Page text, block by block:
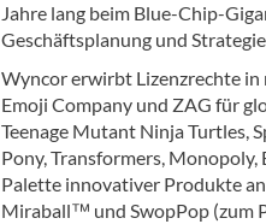
Jahre lang beim Blue-Chip-
Geschäftsplanung und
Wyncor erwirbt Lizenzrechte
Emoji Company und ZAG für
Teenage Mutant Ninja Turtles,
Pony, Transformers,
Palette innovativer Produkte
Miraball™ und SwopPop (zum